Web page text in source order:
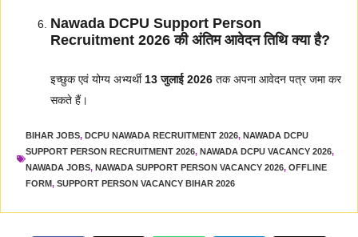
Nawada DCPU Support Person
Recruitment 2026 की अंतिम आवेदन तिथि क्या है?
इच्छुक एवं योग्य अभ्यर्थी 13 जुलाई 2026 तक अपना आवेदन पत्र जमा कर
सकते हैं।
BIHAR JOBS, DCPU NAWADA RECRUITMENT 2026, NAWADA DCPU
SUPPORT PERSON RECRUITMENT 2026, NAWADA DCPU VACANCY 2026,
NAWADA JOBS, NAWADA SUPPORT PERSON VACANCY 2026, OFFLINE
FORM, SUPPORT PERSON VACANCY BIHAR 2026